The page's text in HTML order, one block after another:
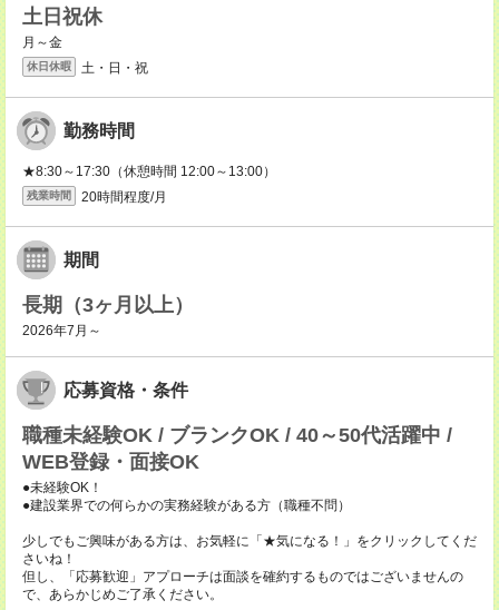
土日祝休
月～金
休日休暇 土・日・祝
勤務時間
★8:30～17:30（休憩時間 12:00～13:00）
残業時間 20時間程度/月
期間
長期（3ヶ月以上）
2026年7月～
応募資格・条件
職種未経験OK / ブランクOK / 40～50代活躍中 /
WEB登録・面接OK
●未経験OK！
●建設業界での何らかの実務経験がある方（職種不問）
少しでもご興味がある方は、お気軽に「★気になる！」をクリックしてくだ
さいね！
但し、「応募歓迎」アプローチは面談を確約するものではございませんの
で、あらかじめご了承ください。